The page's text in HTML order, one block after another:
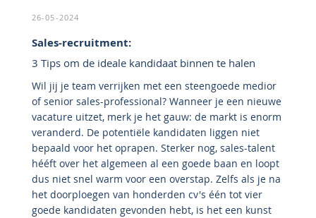
26-05-2024
Sales-recruitment:
3 Tips om de ideale kandidaat binnen te halen
Wil jij je team verrijken met een steengoede medior
of senior sales-professional? Wanneer je een nieuwe
vacature uitzet, merk je het gauw: de markt is enorm
veranderd. De potentiële kandidaten liggen niet
bepaald voor het oprapen. Sterker nog, sales-talent
hééft over het algemeen al een goede baan en loopt
dus niet snel warm voor een overstap. Zelfs als je na
het doorploegen van honderden cv's één tot vier
goede kandidaten gevonden hebt, is het een kunst